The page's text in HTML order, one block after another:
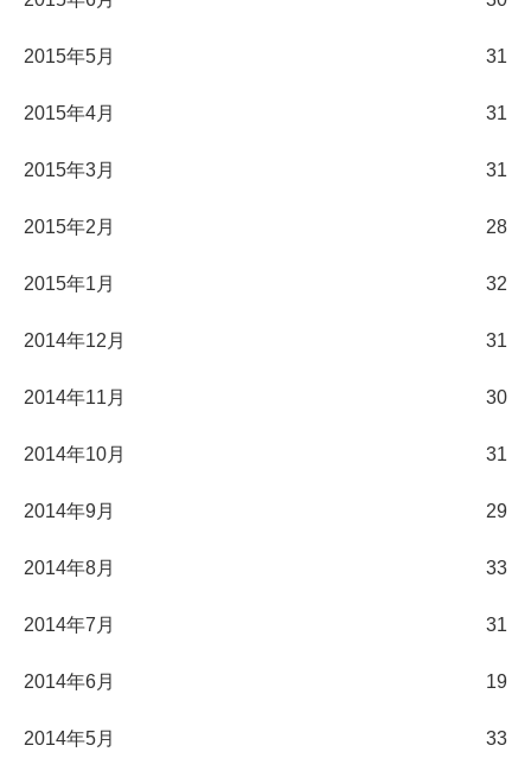
2015年5月 31
2015年4月 31
2015年3月 31
2015年2月 28
2015年1月 32
2014年12月 31
2014年11月 30
2014年10月 31
2014年9月 29
2014年8月 33
2014年7月 31
2014年6月 19
2014年5月 33